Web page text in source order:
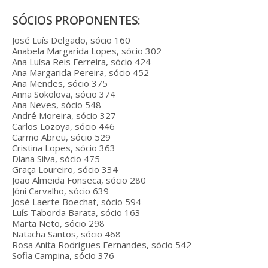
SÓCIOS PROPONENTES:
José Luís Delgado, sócio 160
Anabela Margarida Lopes, sócio 302
Ana Luísa Reis Ferreira, sócio 424
Ana Margarida Pereira, sócio 452
Ana Mendes, sócio 375
Anna Sokolova, sócio 374
Ana Neves, sócio 548
André Moreira, sócio 327
Carlos Lozoya, sócio 446
Carmo Abreu, sócio 529
Cristina Lopes, sócio 363
Diana Silva, sócio 475
Graça Loureiro, sócio 334
João Almeida Fonseca, sócio 280
Jóni Carvalho, sócio 639
José Laerte Boechat, sócio 594
Luís Taborda Barata, sócio 163
Marta Neto, sócio 298
Natacha Santos, sócio 468
Rosa Anita Rodrigues Fernandes, sócio 542
Sofia Campina, sócio 376